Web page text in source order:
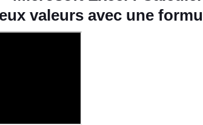
valeurs avec une